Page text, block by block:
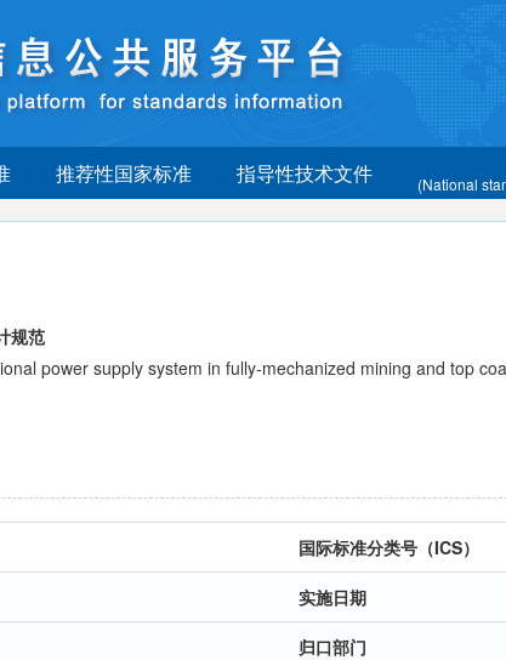
推荐性国家标准 指导性技术文件 (National
规范
power supply system in fully-mechanized mining and top
国际标准分类号（ICS）
实施日期
归口部门